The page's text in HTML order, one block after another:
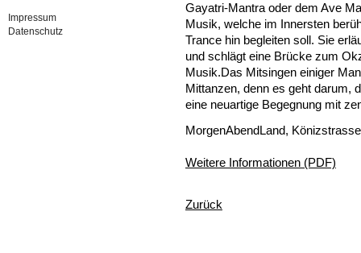
Impressum
Datenschutz
Gayatri-Mantra oder dem Ave
Musik, welche im Innersten
Trance hin begleiten soll. Sie
und schlägt eine Brücke zum
Musik.Das Mitsingen einiger
Mittanzen, denn es geht darum,
eine neuartige Begegnung mit
MorgenAbendLand,
Weitere Informationen (PDF)
Zurück